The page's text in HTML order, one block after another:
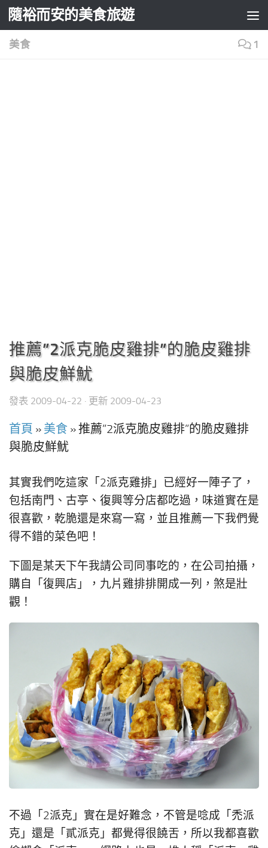
Skip to content
隨裕而安的美食旅遊
美食 1
推薦”2派克脆皮雞排”的脆皮雞排
與脆皮鮮魷
發表 2009-04-22 · 更新 2009-04-23
首頁 » 美食 »推薦”2派克脆皮雞排”的脆皮雞排
與脆皮鮮魷
其實我們吃這家「2派克雞排」已經好一陣子了，
包括南門、古亭、復興等分店都吃過，味道實在是
很喜歡，乾脆還是來寫一寫，並且推薦一下我們覺
得不錯的菜色吧！
下圖是某天下午我請公司同事吃的，在公司拍攝，
購自「復興店」，九片雞排排開成一列，煞是壯
觀！
不過「2派克」實在是好難念，不管是唸成「禿派
克」還是「貳派克」都覺得很饒舌，所以我都喜歡